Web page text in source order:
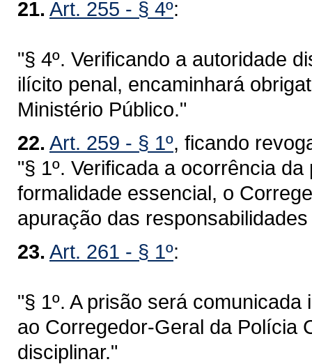
21. Art. 255 - § 4º:
"§ 4º. Verificando a autoridade
ilícito penal, encaminhará
Ministério Público."
22. Art. 259 - § 1º, ficando
"§ 1º. Verificada a ocorrência
formalidade essencial, o
apuração das
23. Art. 261 - § 1º:
"§ 1º. A prisão será
ao Corregedor-Geral da Polícia
disciplinar."